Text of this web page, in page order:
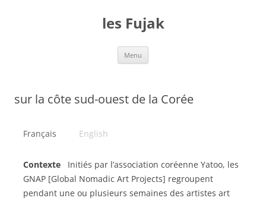
les Fujak
Menu
sur la côte sud-ouest de la Corée
Français English
Contexte Initiés par l’association coréenne Yatoo, les
GNAP [Global Nomadic Art Projects] regroupent
pendant une ou plusieurs semaines des artistes art